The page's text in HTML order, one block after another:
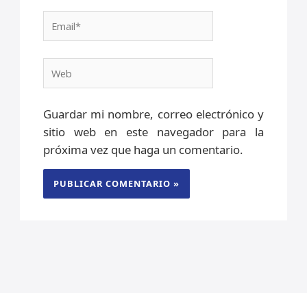
Email*
Web
Guardar mi nombre, correo electrónico y
sitio web en este navegador para la
próxima vez que haga un comentario.